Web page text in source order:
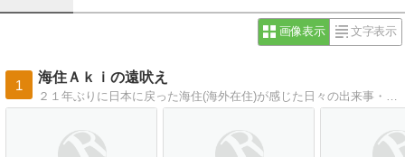
画像表示 文字表示
1
海住Ａｋｉの遠吠え